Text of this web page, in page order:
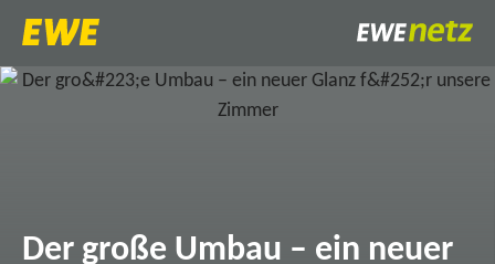
Der große Umbau – ein neuer